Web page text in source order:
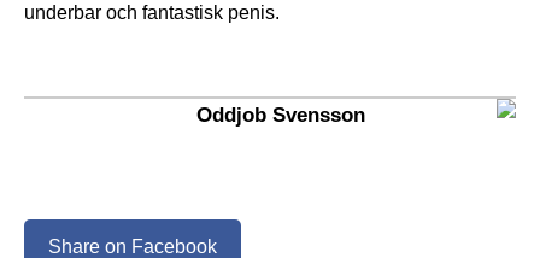
underbar och fantastisk penis.
Oddjob Svensson
Share on Facebook